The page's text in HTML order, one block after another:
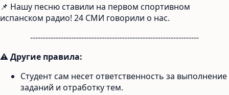
📌 Нашу песню ставили на первом спортивном
испанском радио! 24 СМИ говорили о нас.
------------------------------------------------------------------
⚠Другие правила:
Студент сам несет ответственность за выполнение
заданий и отработку тем.